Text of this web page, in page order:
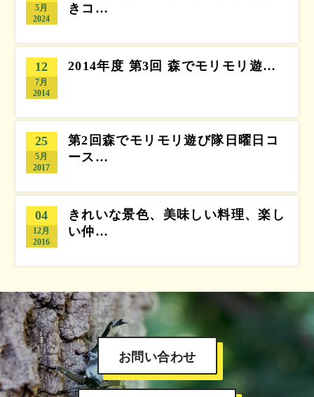
5月
2024
きコ…
12
7月
2014
2014年度 第3回 森でモリモリ遊…
25
5月
2017
第2回森でモリモリ遊び隊日曜日コ
ース…
04
12月
2016
きれいな景色、美味しい料理、楽し
い仲…
お問い合わせ